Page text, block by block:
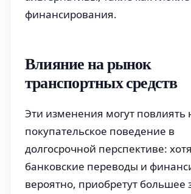
финансирования.
Влияние на рынок
транспортных средств
Эти изменения могут повлиять
покупательское поведение в
долгосрочной перспективе: хотя
банковские переводы и
вероятно, приобретут большее